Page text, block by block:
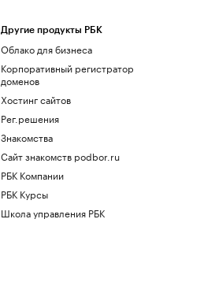
Другие продукты РБК
Облако для бизнеса
Корпоративный регистратор
доменов
Хостинг сайтов
Рег.решения
Знакомства
Сайт знакомств podbor.ru
РБК Компании
РБК Курсы
Школа управления РБК